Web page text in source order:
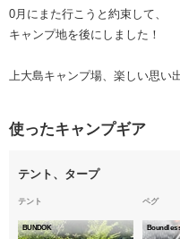
0月にまた行こうと約束して、
キャンプ地を後にしました！
上大島キャンプ場、楽しい思い
使ったキャンプギア
テント、タープ
テント
BUNDOK
ペグ